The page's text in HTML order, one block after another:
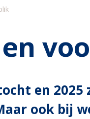
en
ook bij